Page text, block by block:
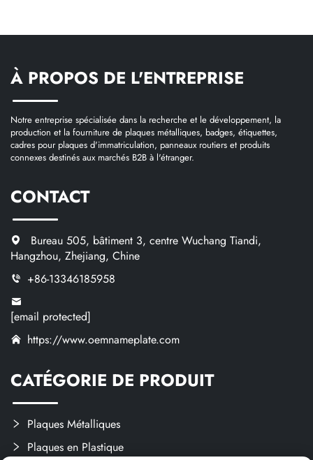
À PROPOS DE L'ENTREPRISE
Notre entreprise spécialisée dans la recherche et le développement, la
production et la fourniture de plaques métalliques, badges, étiquettes,
cadres pour plaques d'immatriculation, panneaux routiers et produits
connexes destinés aux marchés B2B à l'étranger.
CONTACT
Bureau 505, bâtiment 3, centre Wuchang Tiandi,
Hangzhou, Zhejiang, Chine
+86-13346185958
[email protected]
https://www.oemnameplate.com
CATÉGORIE DE PRODUIT
Plaques Métalliques
Plaques en Plastique